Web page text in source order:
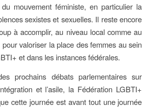
du mouvement féministe, en particulier la
sexistes et sexuelles. Il reste encore
à accomplir, au niveau local comme au
pour valoriser la place des femmes au sein
et dans les instances fédérales.
prochains débats parlementaires sur
et l’asile, la Fédération LGBTI+
cette journée est avant tout une journée